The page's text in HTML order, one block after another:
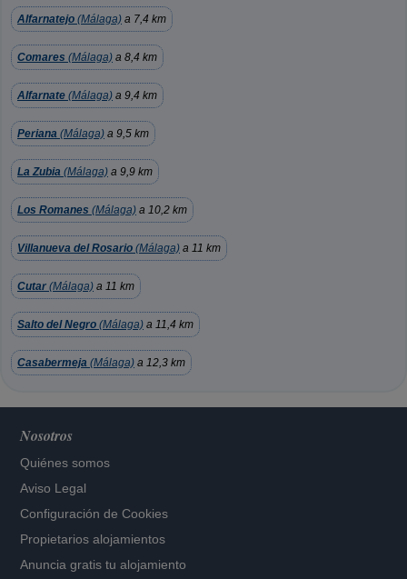
Alfarnatejo (Málaga) a 7,4 km
Comares (Málaga) a 8,4 km
Alfarnate (Málaga) a 9,4 km
Periana (Málaga) a 9,5 km
La Zubia (Málaga) a 9,9 km
Los Romanes (Málaga) a 10,2 km
Villanueva del Rosario (Málaga) a 11 km
Cutar (Málaga) a 11 km
Salto del Negro (Málaga) a 11,4 km
Casabermeja (Málaga) a 12,3 km
Nosotros
Quiénes somos
Aviso Legal
Configuración de Cookies
Propietarios alojamientos
Anuncia gratis tu alojamiento